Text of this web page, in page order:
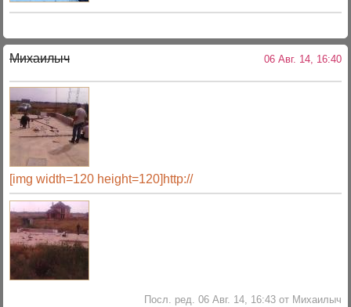
Михаилыч 06 Авг. 14, 16:40
[img width=120 height=120]http://
Посл. ред. 06 Авг. 14, 16:43 от Михаилыч